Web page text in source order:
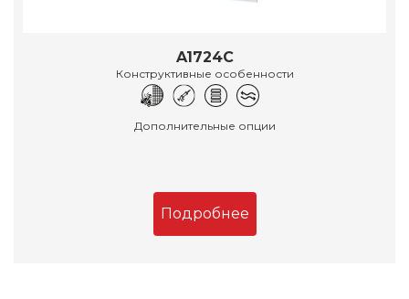
A1724C
Конструктивные особенности
Дополнительные опции
Подробнее